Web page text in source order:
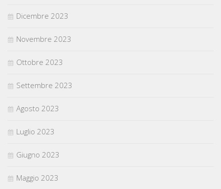
Dicembre 2023
Novembre 2023
Ottobre 2023
Settembre 2023
Agosto 2023
Luglio 2023
Giugno 2023
Maggio 2023